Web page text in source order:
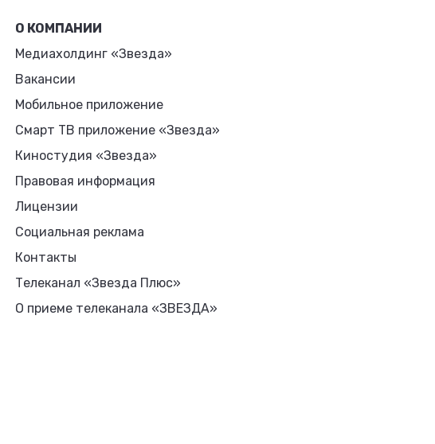
О КОМПАНИИ
Медиахолдинг «Звезда»
Вакансии
Мобильное приложение
Смарт ТВ приложение «Звезда»
Киностудия «Звезда»
Правовая информация
Лицензии
Социальная реклама
Контакты
Телеканал «Звезда Плюс»
О приеме телеканала «ЗВЕЗДА»